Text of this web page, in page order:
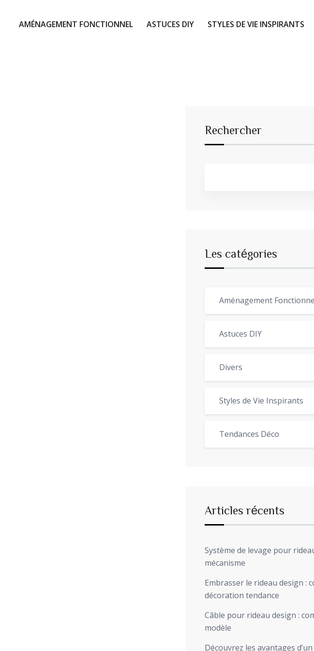
AMÉNAGEMENT FONCTIONNEL ASTUCES DIY STYLES DE VIE INSPIRANTS
Rechercher
Les catégories
Aménagement
Astuces DIY
Divers
Styles de Vie Inspirants
Tendances Déco
Articles récents
Système de levage pour
mécanisme
Embrasser le rideau design :
décoration tendance
Câble pour rideau design :
modèle
Découvrez les avantages